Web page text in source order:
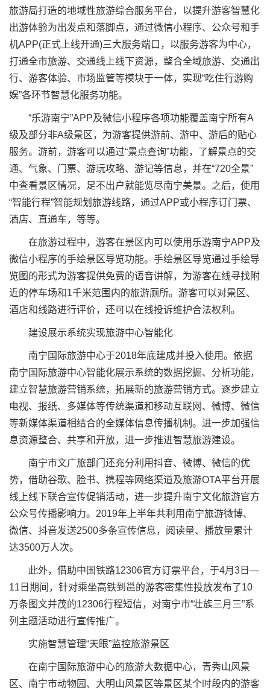
旅游局打造的地域性旅游综合服务平台，以提升游客智慧化
出游体验为出发点和落脚点，通过微信小程序、公众号和手
机APP(正式上线开通)三大服务端口，以服务游客为中心，
打通全市旅游、交通线上线下资源，整合全域旅游、交通出
行、游客体验、市场监管等模块于一体，实现“吃住行游购
娱”各环节智慧化服务功能。
“乐游南宁”APP及微信小程序各项功能覆盖南宁所有A
级及部分非A级景区，为游客提供游前、游中、游后的贴心
服务。游前，游客可以通过“景点查询”功能，了解景点的交
通、气象、门票、游玩攻略、游记等信息，并在“720全景”
中查看景区情况，足不出户就能览尽南宁美景。之后，使用
“智能行程”智能规划旅游线路，通过APP或小程序订门票、
酒店、直通车，等等。
在旅游过程中，游客在景区内可以使用乐游南宁APP及
微信小程序的手绘景区导览功能。手绘景区导览通过手绘导
览图的形式为游客提供免费的语音讲解，为游客在线寻找附
近的停车场和1千米范围内的旅游厕所。游客可以对景区、
酒店和线路进行评价，还可以在线投诉维护合法权利。
建设展示系统实现旅游中心智能化
南宁国际旅游中心于2018年底建成并投入使用。依据
南宁国际旅游中心智能化展示系统的数据挖掘、分析功能，
建立智慧旅游营销系统，拓展新的旅游营销方式。逐步建立
电视、报纸、多媒体等传统渠道和移动互联网、微博、微信
等新媒体渠道相结合的全媒体信息传播机制。进一步加强信
息资源整合、共享和开放，进一步推进智慧旅游建设。
南宁市文广旅部门还充分利用抖音、微博、微信的优
势，借助谷歌、脸书、携程等网络渠道及旅游OTA平台开展
线上线下联合宣传促销活动，进一步提升南宁文化旅游官方
公众号传播影响力。2019年上半年共利用南宁旅游微博、
微信、抖音发送2500多条宣传信息，阅读量、播放量累计
达3500万人次。
此外，借助中国铁路12306官方订票平台，于4月3日—
11日期间，针对乘坐高铁到邕的游客密集性投放发布了10
万条图文并茂的12306行程短信，对南宁市“壮族三月三”系
列主题活动进行宣传推广。
实施智慧管理“天眼”监控旅游景区
在南宁国际旅游中心的旅游大数据中心，青秀山风景
区、南宁市动物园、大明山风景区等景区某个时段内的游客